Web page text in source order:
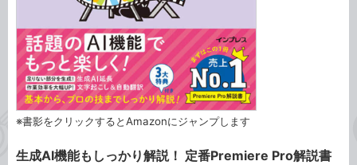
※書影をクリックするとAmazonにジャンプします
生成AI機能もしっかり解説！ 定番Premiere Pro解説書